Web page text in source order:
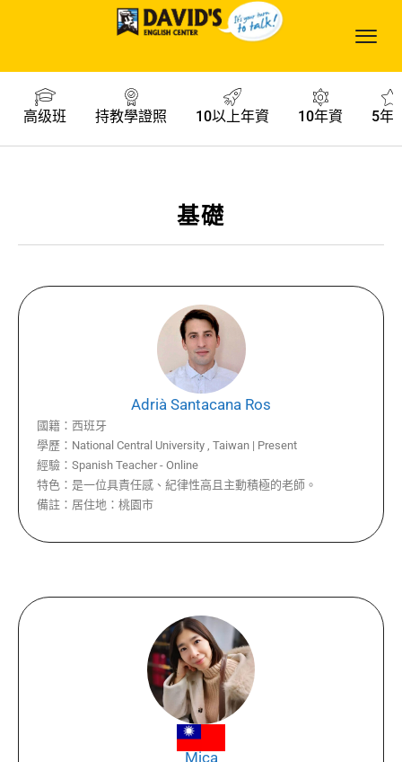
高级班 持教學證照 10以上年資 10年資 5年
基礎
Adrià Santacana Ros
國籍： 西班牙
學歷： National Central University , Taiwan | Present
經驗： Spanish Teacher - Online
特色： 是一位具責任感、紀律性高且主動積極的老師。
備註： 居住地：桃園市
Mica